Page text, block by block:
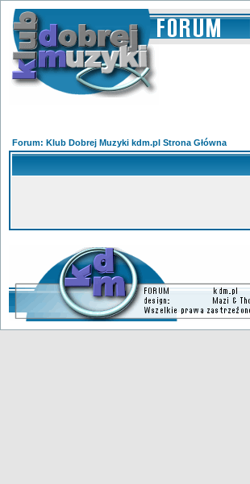
Forum: Klub Dobrej Muzyki kdm.pl Strona Główna